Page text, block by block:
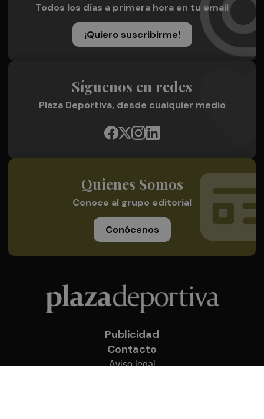
Todos los días a primera hora en tu email
¡Quiero suscribirme!
Síguenos en redes
Plaza Deportiva, desde cualquier medio
Quienes Somos
Conoce al grupo editorial
Conócenos
Publicidad
Contacto
Aviso legal